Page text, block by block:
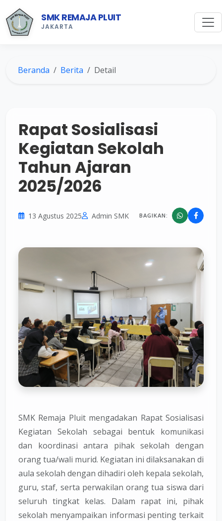
SMK REMAJA PLUIT
JAKARTA
Beranda Berita Detail
Rapat Sosialisasi
Kegiatan Sekolah
Tahun Ajaran
2025/2026
13 Agustus 2025 Admin SMK BAGIKAN:
SMK Remaja Pluit mengadakan Rapat Sosialisasi
Kegiatan Sekolah sebagai bentuk komunikasi
dan koordinasi antara pihak sekolah dengan
orang tua/wali murid. Kegiatan ini dilaksanakan di
aula sekolah dengan dihadiri oleh kepala sekolah,
guru, staf, serta perwakilan orang tua siswa dari
seluruh tingkat kelas. Dalam rapat ini, pihak
sekolah menyampaikan informasi penting terkait